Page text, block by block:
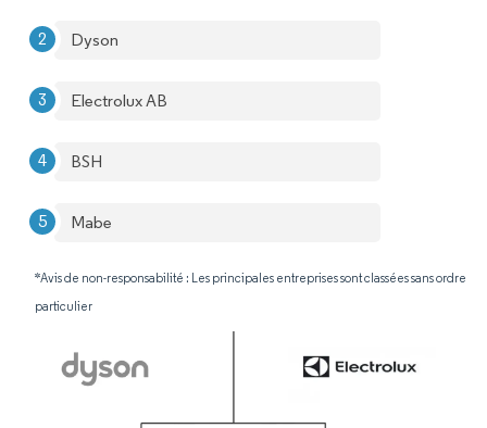
Dyson
Electrolux AB
BSH
Mabe
*Avis de non-responsabilité : Les principales entreprises sont classées sans ordre
particulier